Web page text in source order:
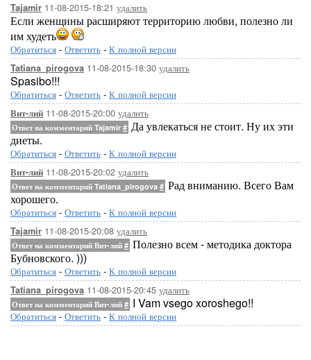
Tajamir 11-08-2015-18:21 удалить
Если женщины расширяют территорию любви, полезно ли
им худеть
Обратиться - Ответить - К полной версии
Tatiana_pirogova 11-08-2015-18:30 удалить
Spasibo!!!
Обратиться - Ответить - К полной версии
Вит-лий 11-08-2015-20:00 удалить
Ответ на комментарий Tajamir # Да увлекаться не стоит. Ну их эти
диеты.
Обратиться - Ответить - К полной версии
Вит-лий 11-08-2015-20:02 удалить
Ответ на комментарий Tatiana_pirogova # Рад вниманию. Всего Вам
хорошего.
Обратиться - Ответить - К полной версии
Tajamir 11-08-2015-20:08 удалить
Ответ на комментарий Вит-лий # Полезно всем - методика доктора
Бубновского. )))
Обратиться - Ответить - К полной версии
Tatiana_pirogova 11-08-2015-20:45 удалить
Ответ на комментарий Вит-лий # I Vam vsego xoroshego!!
Обратиться - Ответить - К полной версии